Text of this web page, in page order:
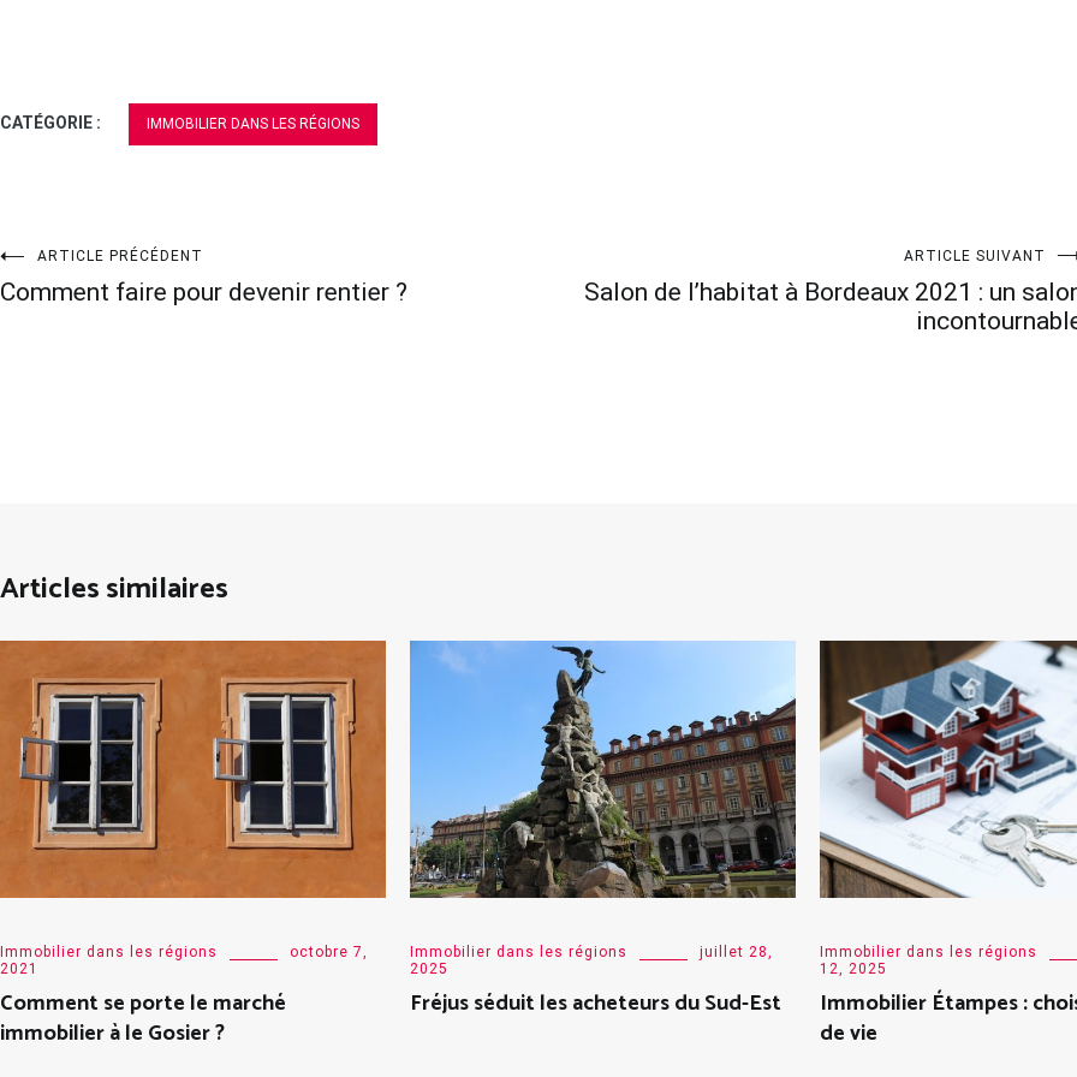
CATÉGORIE : IMMOBILIER DANS LES RÉGIONS
Navigation
ARTICLE PRÉCÉDENT
Comment faire pour devenir rentier ?
ARTICLE SUIVANT
Salon de l’habitat à Bordeaux 2021 : un
Articles similaires
Immobilier dans les régions
octobre 7,
2021
Comment se porte le marché
immobilier à le Gosier ?
Immobilier dans les régions
juillet 28,
2025
Fréjus séduit les acheteurs du Sud-Est
Immobilier dans les régions
12, 2025
Immobilier Étampes :
de vie